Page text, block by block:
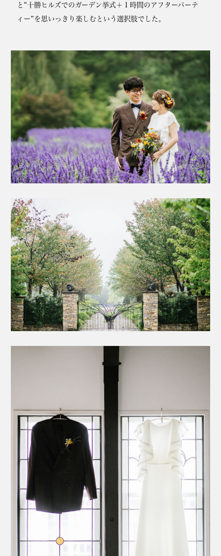
と“十勝ヒルズでのガーデン挙式＋１時間のアフターパーテ
ィー”を思いっきり楽しむという選択肢でした。